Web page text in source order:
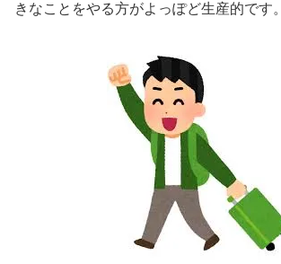
きなことをやる方がよっぽど生産的です。